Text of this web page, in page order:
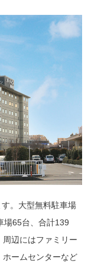
。大型無料駐車場
場65台、合計139
辺にはファミリー
ホームセンターなど